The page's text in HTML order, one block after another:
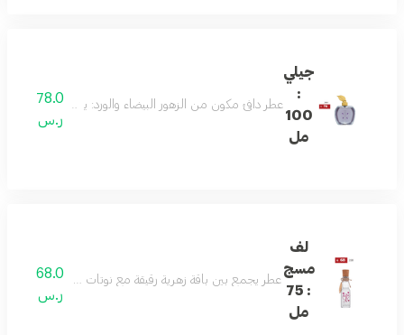
جيلي
:
100
مل
عطر دافئ مكون من الزهور البيضاء والورد: يعكس جوهر
78.0
ر.س
لف
مسج
: 75
مل
عطر يجمع بين باقة زهرية رقيقة مع نوتات مسكية ناعمة: تبدأ
68.0
ر.س